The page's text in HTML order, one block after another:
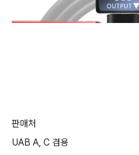
판매처
UAB A, C 겸용